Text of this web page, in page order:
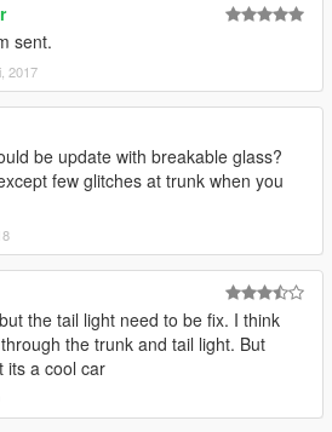
sent.
2017
be update with breakable glass?
few glitches at trunk when you
the tail light need to be fix. I think
the trunk and tail light. But
its a cool car